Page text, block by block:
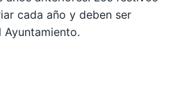
cada año y deben ser